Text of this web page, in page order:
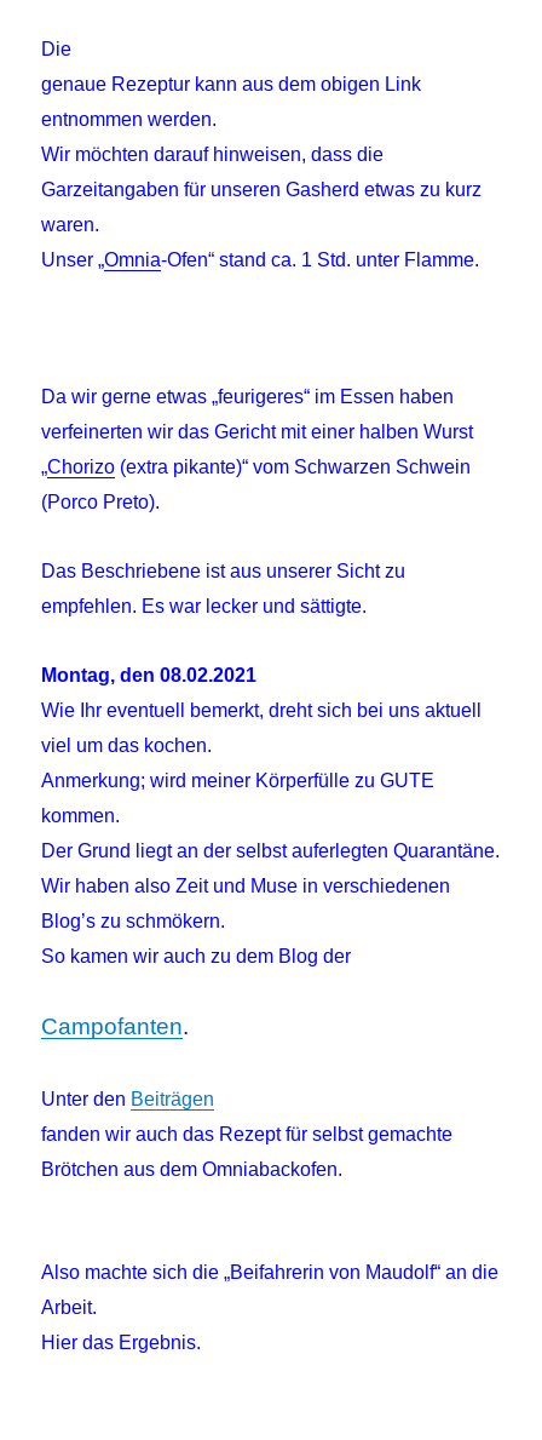
Die
genaue Rezeptur kann aus dem obigen Link
entnommen werden.
Wir möchten darauf hinweisen, dass die
Garzeitangaben für unseren Gasherd etwas zu kurz
waren.
Unser „Omnia-Ofen“ stand ca. 1 Std. unter Flamme.
Da wir gerne etwas „feurigeres“ im Essen haben
verfeinerten wir das Gericht mit einer halben Wurst
„Chorizo (extra pikante)“ vom Schwarzen Schwein
(Porco Preto).
Das Beschriebene ist aus unserer Sicht zu
empfehlen. Es war lecker und sättigte.
Montag, den 08.02.2021
Wie Ihr eventuell bemerkt, dreht sich bei uns aktuell
viel um das kochen.
Anmerkung; wird meiner Körperfülle zu GUTE
kommen.
Der Grund liegt an der selbst auferlegten Quarantäne.
Wir haben also Zeit und Muse in verschiedenen
Blog’s zu schmökern.
So kamen wir auch zu dem Blog der
Campofanten.
Unter den Beiträgen
fanden wir auch das Rezept für selbst gemachte
Brötchen aus dem Omniabackofen.
Also machte sich die „Beifahrerin von Maudolf“ an die
Arbeit.
Hier das Ergebnis.